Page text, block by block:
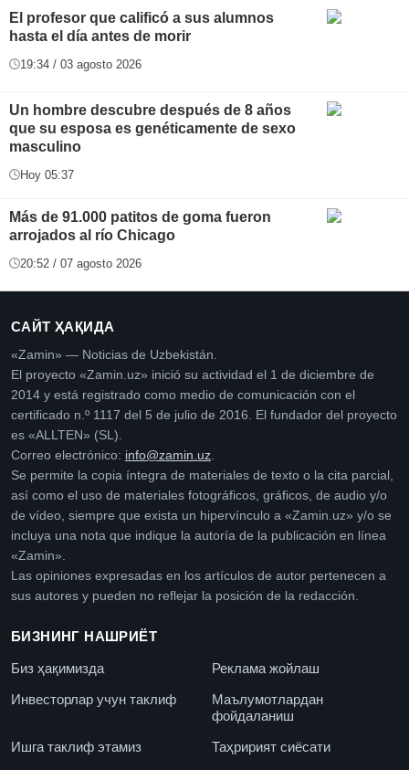
El profesor que calificó a sus alumnos
hasta el día antes de morir
19:34 / 03 agosto 2026
Un hombre descubre después de 8 años
que su esposa es genéticamente de sexo
masculino
Hoy 05:37
Más de 91.000 patitos de goma fueron
arrojados al río Chicago
20:52 / 07 agosto 2026
САЙТ ҲАҚИДА
«Zamin» — Noticias de Uzbekistán.
El proyecto «Zamin.uz» inició su actividad el 1 de diciembre de
2014 y está registrado como medio de comunicación con el
certificado n.º 1117 del 5 de julio de 2016. El fundador del proyecto
es «ALLTEN» (SL).
Correo electrónico: info@zamin.uz
Se permite la copia íntegra de materiales de texto o la cita parcial,
así como el uso de materiales fotográficos, gráficos, de audio y/o
de vídeo, siempre que exista un hipervínculo a «Zamin.uz» y/o se
incluya una nota que indique la autoría de la publicación en línea
«Zamin».
Las opiniones expresadas en los artículos de autor pertenecen a
sus autores y pueden no reflejar la posición de la redacción.
БИЗНИНГ НАШРИЁТ
Биз ҳақимизда
Реклама жойлаш
Инвесторлар учун таклиф
Маълумотлардан
фойдаланиш
Ишга таклиф этамиз
Таҳририят сиёсати